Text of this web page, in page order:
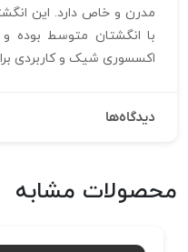
با انگشتان متوسط بوده
اکسسوری شیک و کاربردی
دیدگاه‌ها
محصولات مشابه